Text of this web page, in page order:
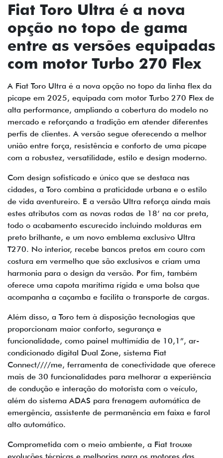
Fiat Toro Ultra é a nova
opção no topo de gama
entre as versões equipadas
com motor Turbo 270 Flex
A Fiat Toro Ultra é a nova opção no topo da linha flex da
picape em 2025, equipada com motor Turbo 270 Flex de
alta performance, ampliando a cobertura do modelo no
mercado e reforçando a tradição em atender diferentes
perfis de clientes. A versão segue oferecendo a melhor
união entre força, resistência e conforto de uma picape
com a robustez, versatilidade, estilo e design moderno.
Com design sofisticado e único que se destaca nas
cidades, a Toro combina a praticidade urbana e o estilo
de vida aventureiro. E a versão Ultra reforça ainda mais
estes atributos com as novas rodas de 18’ na cor preta,
todo o acabamento escurecido incluindo molduras em
preto brilhante, e um novo emblema exclusivo Ultra
T270. No interior, recebe bancos pretos em couro com
costura em vermelho que são exclusivos e criam uma
harmonia para o design da versão. Por fim, também
oferece uma capota marítima rígida e uma bolsa que
acompanha a caçamba e facilita o transporte de cargas.
Além disso, a Toro tem à disposição tecnologias que
proporcionam maior conforto, segurança e
funcionalidade, como painel multimídia de 10,1”, ar-
condicionado digital Dual Zone, sistema Fiat
Connect////me, ferramenta de conectividade que oferece
mais de 30 funcionalidades para melhorar a experiência
de condução e interação do motorista com o veículo,
além do sistema ADAS para frenagem automática de
emergência, assistente de permanência em faixa e farol
alto automático.
Comprometida com o meio ambiente, a Fiat trouxe